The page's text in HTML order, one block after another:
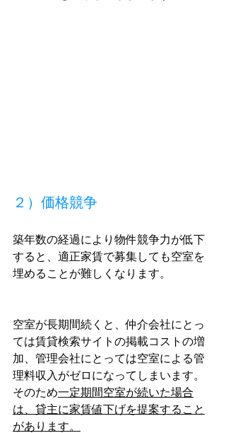
２）価格競争
築年数の経過により物件競争力が低下
すると、適正家賃で募集しても空室を
埋めることが難しくなります。
空室が長期間続くと、仲介会社にとっ
ては賃貸検索サイトの掲載コストの増
加、管理会社にとっては空室による管
理料収入がゼロになってしまいます。
そのため一定期間空室が続いた場合
は、貸主に家賃値下げを提案すること
があります。